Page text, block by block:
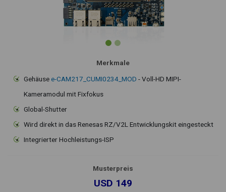
Merkmale
Gehäusee-CAM217_CUMI0234_MOD - Voll-HD MIPI-
Kameramodul mit Fixfokus
Global-Shutter
Wird direkt in das Renesas RZ/V2L Entwicklungskit eingesteckt
Integrierter Hochleistungs-ISP
Musterpreis
USD 149